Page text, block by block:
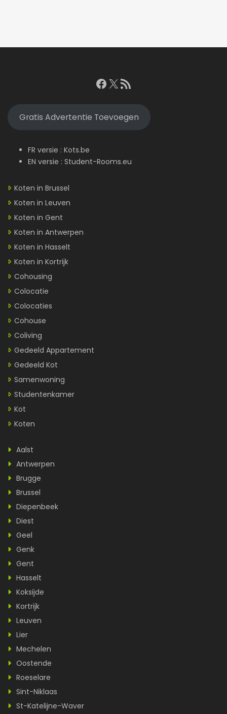
Facebook
X RSS feed
Gratis Advertentie Toevoegen
FR versie : Kots.be
EN versie : Student-Rooms.eu
Koten in Brussel
Koten in Leuven
Koten in Gent
Koten in Antwerpen
Koten in Hasselt
Koten in Kortrijk
Cohousing
Colocatie
Colocaties
Cohouse
Coliving
Gedeeld Appartement
Gedeeld Kot
Samenwoning
Studentenkamer
Kot
Koten
Aalst
Antwerpen
Brugge
Brussel
Diepenbeek
Diest
Geel
Genk
Gent
Hasselt
Koksijde
Kortrijk
Leuven
Lier
Mechelen
Oostende
Roeselare
Sint-Niklaas
St-Katelijne-Waver